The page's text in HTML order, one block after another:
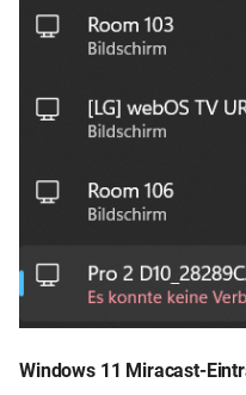
Windows 11 Miracast-